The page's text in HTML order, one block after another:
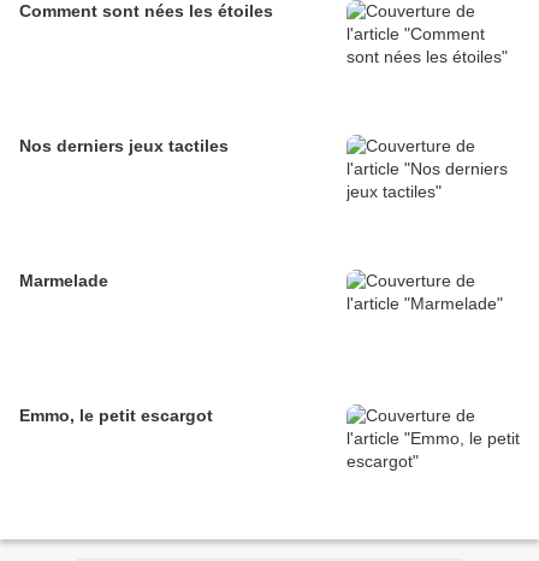
Comment sont nées les étoiles
Nos derniers jeux tactiles
Marmelade
Emmo, le petit escargot